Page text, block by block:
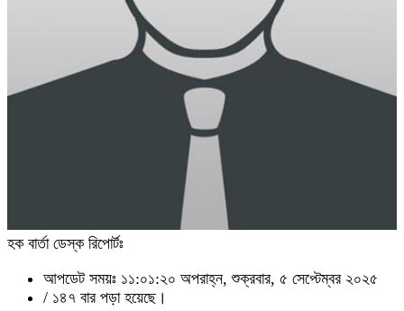
হক বার্তা ডেস্ক রিপোর্টঃ
আপডেট সময়ঃ ১১:০১:২০ অপরাহ্ন, শুক্রবার, ৫ সেপ্টেম্বর ২০২৫
/ ১৪৭ বার পড়া হয়েছে।